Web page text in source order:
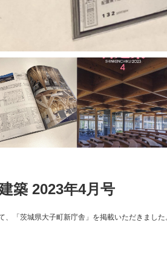
築 2023年4月号
、「茨城県大子町新庁舎」を掲載いただきました